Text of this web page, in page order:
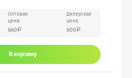
Оптовая
цена:
660 a
Дилерская
цена:
600 a
В корзину